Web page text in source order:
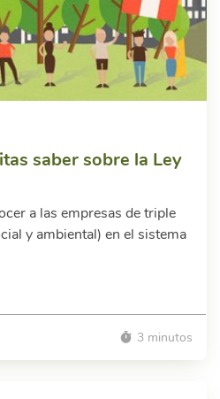
saber sobre la Ley
a las empresas de triple
y ambiental) en el sistema
3 minutos